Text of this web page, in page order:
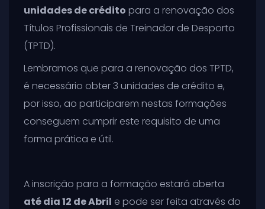
unidades de crédito para a renovação dos
Títulos Profissionais de Treinador de Desporto
(TPTD).
Lembramos que para a renovação dos TPTD,
é necessário obter 3 unidades de crédito e,
por isso, ao participarem nestas formações
conseguem cumprir este requisito de uma
forma prática e útil.
A inscrição para a formação estará aberta
até dia 12 de Abril e pode ser feita através do